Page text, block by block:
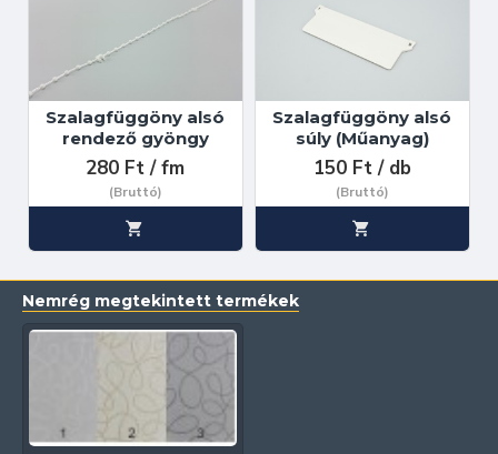
Szalagfüggöny alsó
rendező gyöngy
280 Ft / fm
(Bruttó)
Szalagfüggöny alsó
súly (Műanyag)
150 Ft / db
(Bruttó)
Nemrég megtekintett termékek